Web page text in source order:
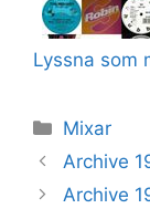
Lyssna som
Kategorier
Mixar
Archive
Archive